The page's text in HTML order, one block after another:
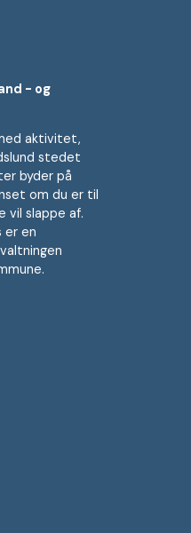
- og
aktivitet,
stedet
byder på
om du er til
vil slappe af.
er en